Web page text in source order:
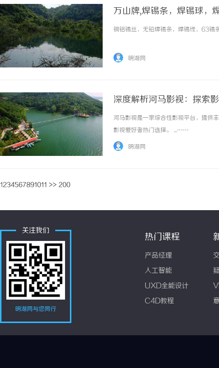
万山牌,焊锡条，焊锡球，
63锡丝，无铅焊锡球、
铜铝锡丝，无铅焊锡条，焊锡线，63
明湖网
深度解析河马影视：探索
河马影视是一家综合性影视平台，提供
影视爱好者热门选择。 ...……
明湖网
1234567891011 >> 200
关注我们
明湖网与您同行
热门课程
产品经理
人工智能
UXD全能设计
C4D教程